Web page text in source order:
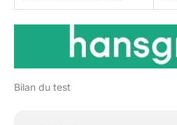
Bilan du test